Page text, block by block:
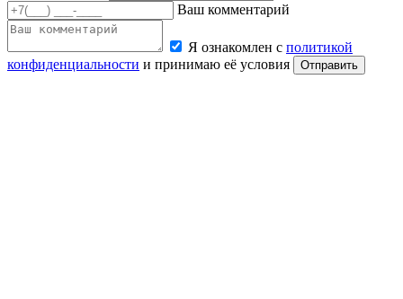
Ваш комментарий
Я ознакомлен с политикой
конфиденциальности и принимаю её условия Отправить